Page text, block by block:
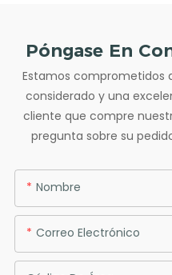
Póngase En
Estamos comprometidos
considerado y una
cliente que compre
pregunta sobre su
Nombre
Correo Electrónico